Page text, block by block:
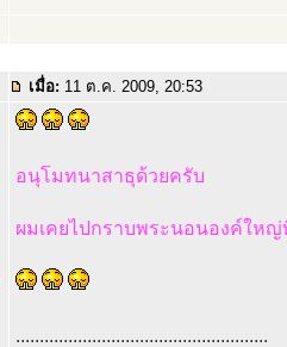
เมื่อ: 11 ต.ค. 2009, 20:53
อนุโมทนาสาธุด้วยครับ
ผมเคยไปกราบพระนอนองค์ให
.....................................................